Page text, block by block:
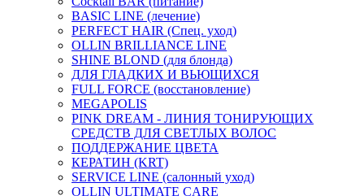
BASIC LINE (лечение)
PERFECT HAIR (Спец. уход)
OLLIN BRILLIANCE LINE
SHINE BLOND (для блонда)
ДЛЯ ГЛАДКИХ И ВЬЮЩИХСЯ
FULL FORCE (восстановление)
MEGAPOLIS
PINK DREAM - ЛИНИЯ ТОНИРУЮЩИХ
СРЕДСТВ ДЛЯ СВЕТЛЫХ ВОЛОС
ПОДДЕРЖАНИЕ ЦВЕТА
КЕРАТИН (KRT)
SERVICE LINE (салонный уход)
OLLIN ULTIMATE CARE